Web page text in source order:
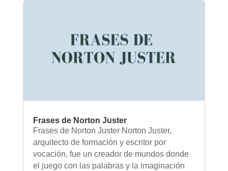
Frases de Norton Juster
Frases de Norton Juster Norton Juster,
arquitecto de formación y escritor por
vocación, fue un creador de mundos donde
el juego con las palabras y la imaginación